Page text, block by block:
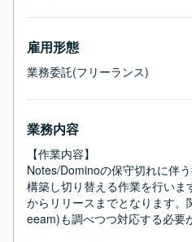
雇用形態
業務委託(フリーランス)
業務内容
【作業内容】
Notes/Dominoの保守切れに伴
構築し切り替える作業を行い
からリリースまでとなります
eeam)も調べつつ対応する必要